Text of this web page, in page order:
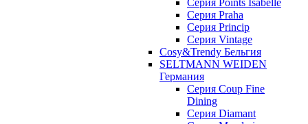
Серия Praha
Серия Princip
Серия Vintage
Cosy&Trendy Бельгия
SELTMANN WEIDEN
Германия
Cерия Coup Fine
Dining
Cерия Diamant